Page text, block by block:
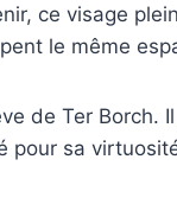
ce visage
le même
de Ter Borch.
pour sa